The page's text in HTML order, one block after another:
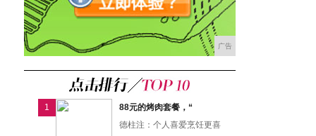
广告
1
88元的烤肉套餐，“
德柱注：个人喜爱烹饪更喜